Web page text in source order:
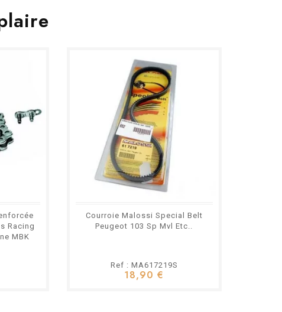
Racing
MBK
Courroie Malossi Special Belt
Peugeot 103 Sp Mvl Etc..
Ref : MA617219S
18,90 €